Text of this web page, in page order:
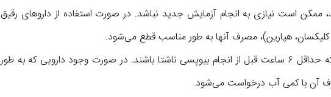
ممکن است نیازی به انجام آزمایش جدید نباشد. در صورت استفاده از داروهای رقیق
کلیکسان، هپارین)، مصرف آنها به طور مناسب قطع می‌شود.
از بیماران خواسته می‌شود که حداقل ۶ ساعت قبل از انجام بیوپسی ناشتا باشند. در صورت وجود دارویی که به طور
آن با کمی آب درخواست می‌شود.